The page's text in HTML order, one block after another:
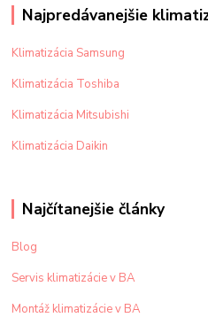
Najpredávanejšie
Klimatizácia Samsung
Klimatizácia Toshiba
Klimatizácia Mitsubishi
Klimatizácia Daikin
Najčítanejšie články
Blog
Servis klimatizácie v BA
Montáž klimatizácie v BA